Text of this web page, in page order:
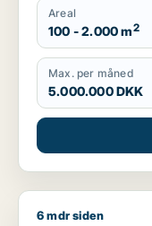
Areal
100 - 2.000 m2
Max. per måned
5.000.000 DKK
Emil søger
6 mdr siden